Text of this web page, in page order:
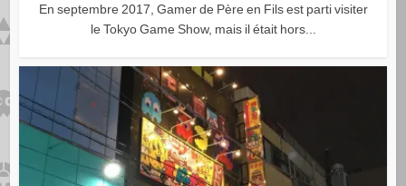
En septembre 2017, Gamer de Père en Fils est parti visiter
le Tokyo Game Show, mais il était hors...